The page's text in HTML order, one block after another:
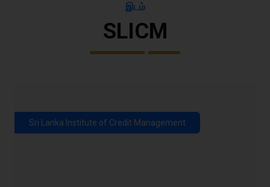
இடம்
SLICM
Sri Lanka Institute of Credit Management